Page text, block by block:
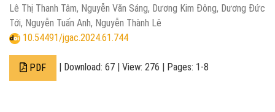
Lê Thị Thanh Tâm, Nguyễn Văn Sáng, Dương Kim Đông, Dương Đức
Tới, Nguyễn Tuấn Anh, Nguyễn Thành Lê
10.54491/jgac.2024.61.744
PDF | Download: 67 | View: 276 | Pages: 1-8